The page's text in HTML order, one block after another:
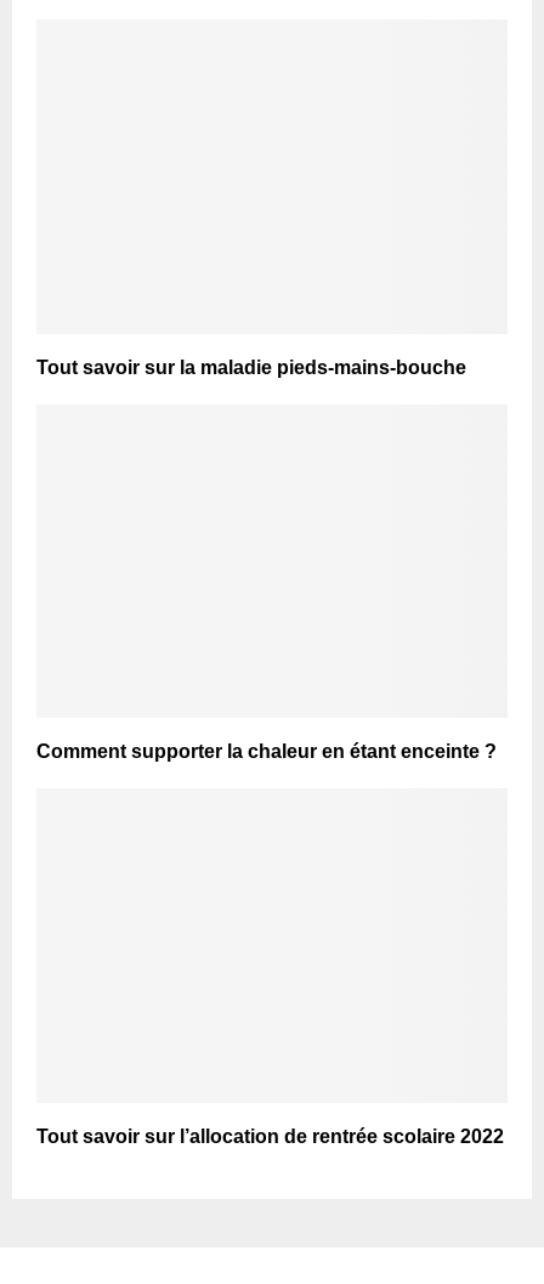
Tout savoir sur la maladie pieds-mains-bouche
Comment supporter la chaleur en étant enceinte ?
Tout savoir sur l’allocation de rentrée scolaire 2022